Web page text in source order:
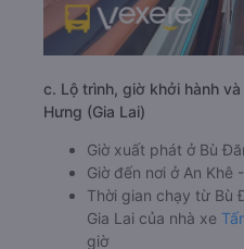
c. Lộ trình, giờ khởi hành
Hưng (Gia Lai)
Giờ xuất phát ở Bù
Giờ đến nơi ở An
Thời gian chạy từ Bù
Gia Lai của nhà xe
giờ